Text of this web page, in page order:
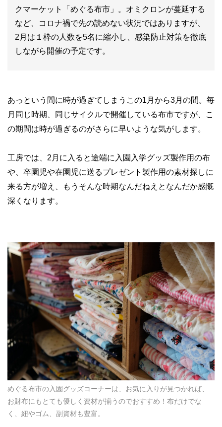
クマーケット「めぐる布市」。オミクロンが蔓延する
など、コロナ禍で先の読めない状況ではありますが、
2月は１枠の人数を5名に縮小し、感染防止対策を徹底
しながら開催の予定です。
あっという間に時が過ぎてしまうこの1月から3月の間。毎
月同じ時期、同じサイクルで開催している布市ですが、こ
の期間は時が過ぎるのがさらに早いような気がします。
工房では、2月に入ると途端に入園入学グッズ製作用の布
や、卒園児や在園児に送るプレゼント製作用の素材探しに
来る方が増え、もうそんな時期なんだねえとなんだか感慨
深くなります。
めぐる布市の入園グッズコーナーは、お気に入りが見つかれば、
お財布にもとても優しく資材が揃うのでおすすめ！布だけでな
く、紐やゴム、副資材も豊富。